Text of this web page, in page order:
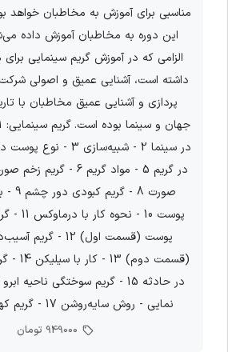
مناسبی برای آموزش به مخاطبان خواهد
این دوره به مخاطبان آموزش داده
الزامی که در آموزش گریم سینمایی
داشته است، آشنایی عمیق و اصولی
پردازی و آشنایی عمیق مخاطبان با
پوست 10
پوست (قسمت اول) 12 -
(قسمت
نمایی - روش سایه‌روشن 17 - گریم کهن‌سال نمایی
949000 تومان